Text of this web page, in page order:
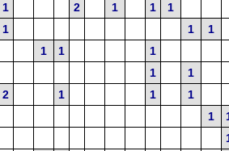
1 2 1 1 1
1 1 1
1 1 1
1 1
2 1 1 1
1